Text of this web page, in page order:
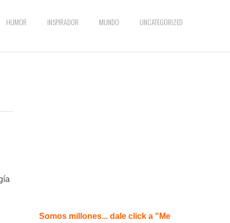
HUMOR INSPIRADOR MUNDO UNCATEGORIZED
Somos millones... dale click a "Me